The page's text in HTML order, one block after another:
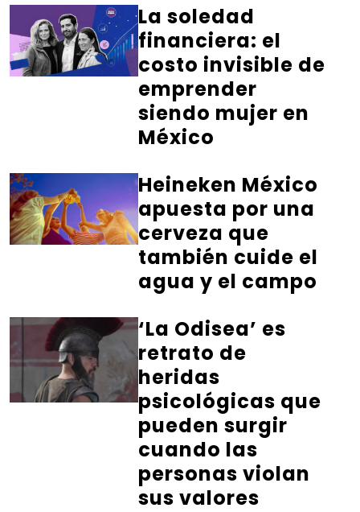
La soledad
financiera: el
costo invisible de
emprender
siendo mujer en
México
Heineken México
apuesta por una
cerveza que
también cuide el
agua y el campo
‘La Odisea’ es
retrato de
heridas
psicológicas que
pueden surgir
cuando las
personas violan
sus valores